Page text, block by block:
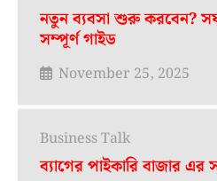
নতুন ব্যবসা শুরু করবেন?
সম্পূর্ণ গাইড
November 25, 2025
Business Talk
ব্যাগের পাইকারি বাজার এর